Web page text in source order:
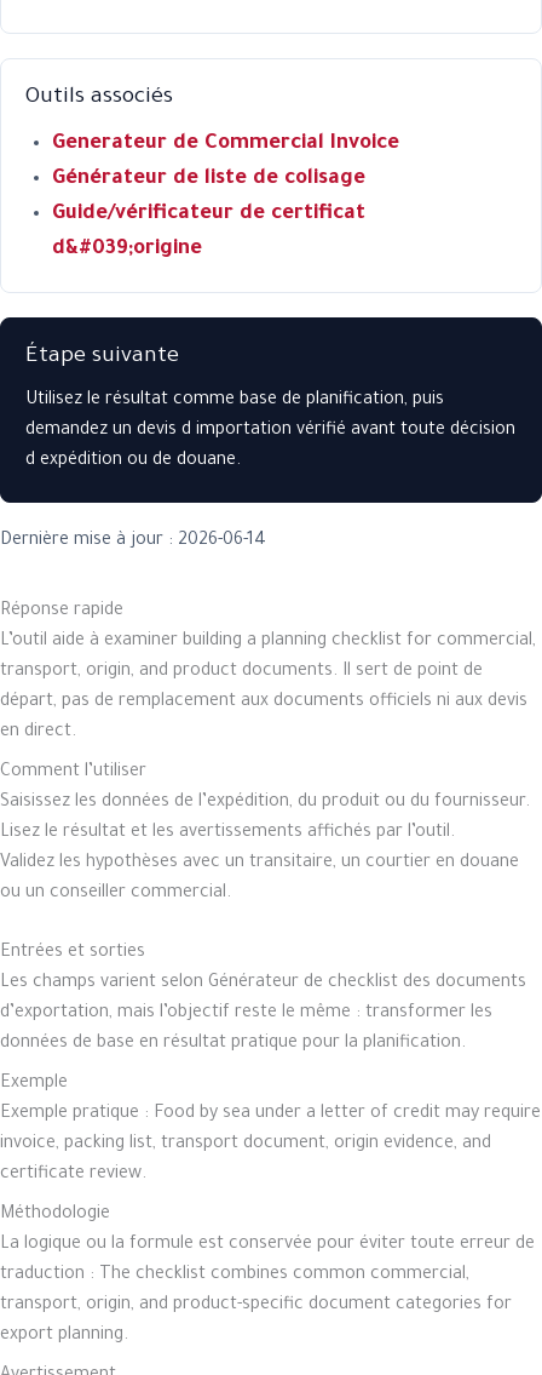
Outils associés
Generateur de Commercial Invoice
Générateur de liste de colisage
Guide/vérificateur de certificat
d&#039;origine
Étape suivante
Utilisez le résultat comme base de planification, puis
demandez un devis d importation vérifié avant toute décision
d expédition ou de douane.
Dernière mise à jour : 2026-06-14
Réponse rapide
L’outil aide à examiner building a planning checklist for commercial,
transport, origin, and product documents. Il sert de point de
départ, pas de remplacement aux documents officiels ni aux devis
en direct.
Comment l’utiliser
Saisissez les données de l’expédition, du produit ou du fournisseur.
Lisez le résultat et les avertissements affichés par l’outil.
Validez les hypothèses avec un transitaire, un courtier en douane
ou un conseiller commercial.
Entrées et sorties
Les champs varient selon Générateur de checklist des documents
d’exportation, mais l’objectif reste le même : transformer les
données de base en résultat pratique pour la planification.
Exemple
Exemple pratique : Food by sea under a letter of credit may require
invoice, packing list, transport document, origin evidence, and
certificate review.
Méthodologie
La logique ou la formule est conservée pour éviter toute erreur de
traduction : The checklist combines common commercial,
transport, origin, and product-specific document categories for
export planning.